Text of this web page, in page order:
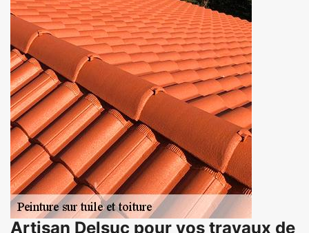
Artisan Delsuc pour vos travaux de